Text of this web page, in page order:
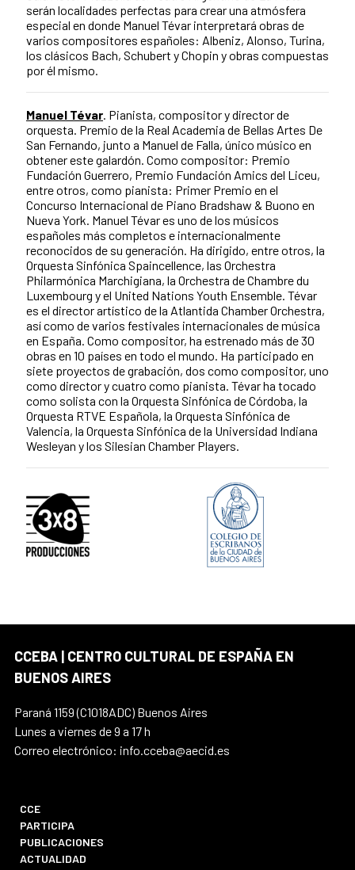
serán localidades perfectas para crear una atmósfera
especial en donde Manuel Tévar interpretará obras de
varios compositores españoles: Albeniz, Alonso, Turina,
los clásicos Bach, Schubert y Chopin y obras compuestas
por él mismo.
Manuel Tévar . Pianista, compositor y director de
orquesta. Premio de la Real Academia de Bellas Artes De
San Fernando, junto a Manuel de Falla, único músico en
obtener este galardón. Como compositor: Premio
Fundación Guerrero, Premio Fundación Amics del Liceu,
entre otros, como pianista: Primer Premio en el
Concurso Internacional de Piano Bradshaw & Buono en
Nueva York. Manuel Tévar es uno de los músicos
españoles más completos e internacionalmente
reconocidos de su generación. Ha dirigido, entre otros, la
Orquesta Sinfónica Spaincellence, las Orchestra
Philarmónica Marchigiana, la Orchestra de Chambre du
Luxembourg y el United Nations Youth Ensemble. Tévar
es el director artístico de la Atlantida Chamber Orchestra,
así como de varios festivales internacionales de música
en España. Como compositor, ha estrenado más de 30
obras en 10 países en todo el mundo. Ha participado en
siete proyectos de grabación, dos como compositor, uno
como director y cuatro como pianista. Tévar ha tocado
como solista con la Orquesta Sinfónica de Córdoba, la
Orquesta RTVE Española, la Orquesta Sinfónica de
Valencia, la Orquesta Sinfónica de la Universidad Indiana
Wesleyan y los Silesian Chamber Players.
CCEBA | CENTRO CULTURAL DE ESPAÑA EN
BUENOS AIRES
Paraná 1159 (C1018ADC) Buenos Aires
Lunes a viernes de 9 a 17 h
Correo electrónico: info.cceba@aecid.es
CCE
PARTICIPA
PUBLICACIONES
ACTUALIDAD